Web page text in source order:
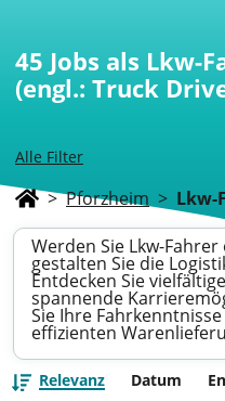
Alle Filter
45 Jobs als Lkw-
(engl.: Truck
> Pforzheim > Lkw-
Werden Sie Lkw-
gestalten Sie die
Entdecken Sie
spannende
Sie Ihre
effizienten
Relevanz Datum